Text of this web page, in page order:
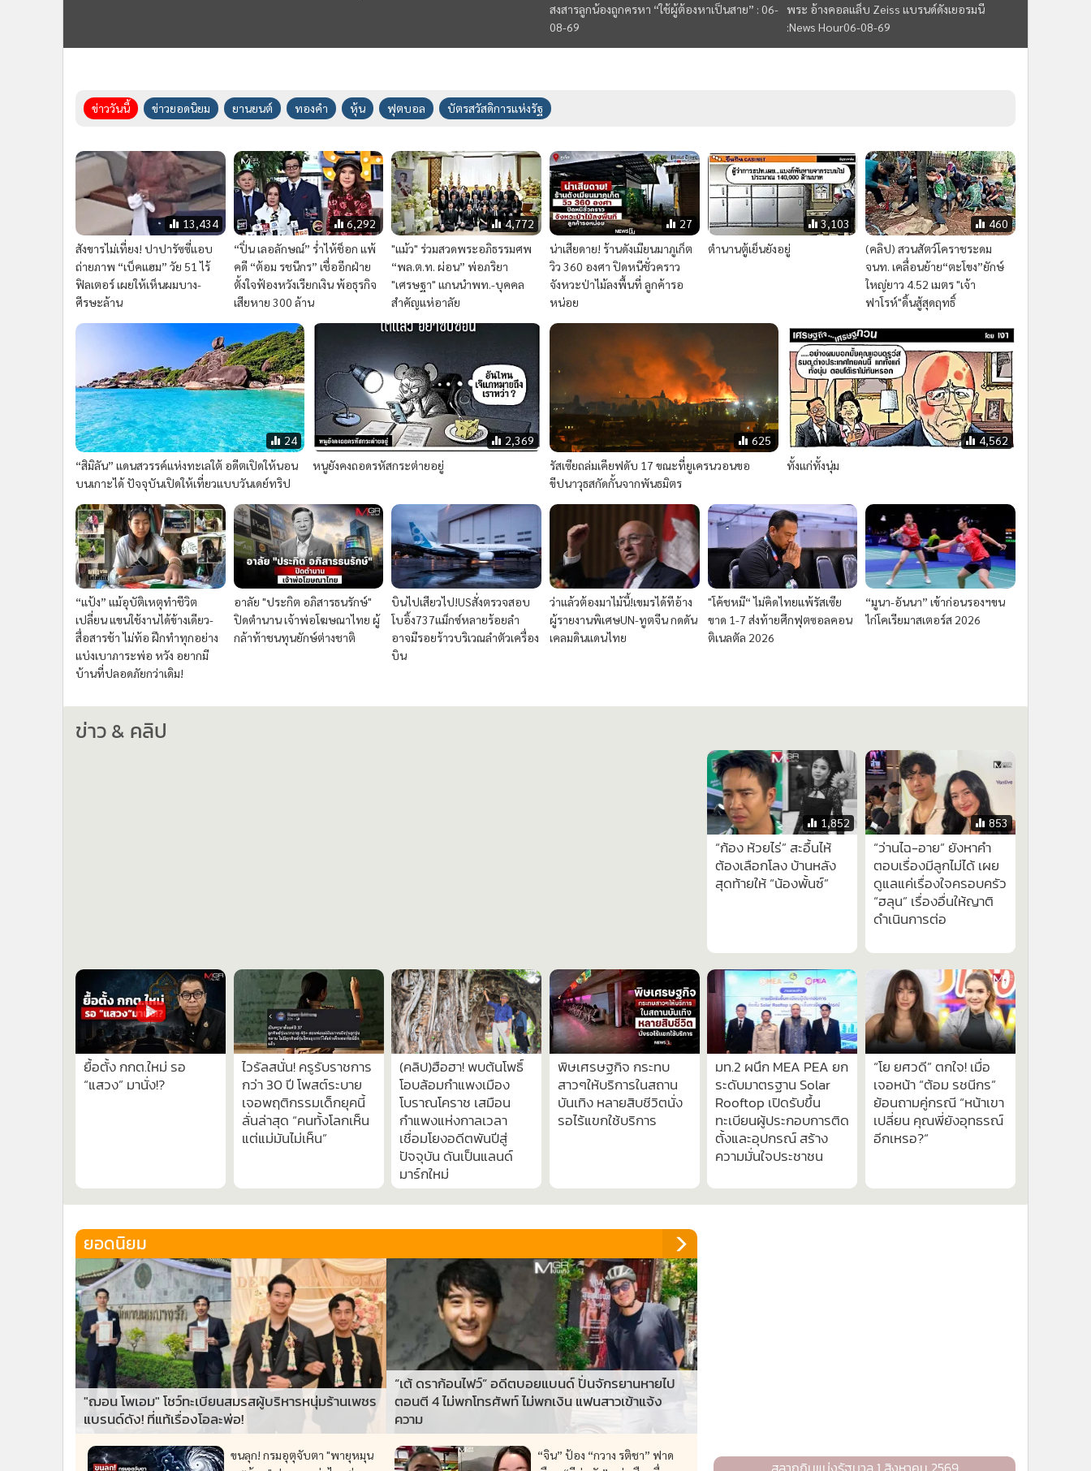
สงสารลูกน้องถูกครหา “ใช้ผู้ต้องหาเป็นสาย” : 06-
08-69
พระ อ้างคอลแล็บ Zeiss แบรนด์ดังเยอรมนี
:News Hour06-08-69
ข่าววันนี้ ข่าวยอดนิยม ยานยนต์ ทองคำ หุ้น ฟุตบอล บัตรสวัสดิการแห่งรัฐ
13,434
สังขารไม่เที่ยง! ปาปารัซซี่แอบ
ถ่ายภาพ “เบ็คแฮม” วัย 51 ไร้
ฟิลเตอร์ เผยให้เห็นผมบาง-
ศีรษะล้าน
6,292
“ปิ่น เลอลักษณ์” ร่ำไห้ช็อก แพ้
คดี “ต้อม รชนีกร” เชื่ออีกฝ่าย
ตั้งใจฟ้องหวังเรียกเงิน พ้อธุรกิจ
เสียหาย 300 ล้าน
4,772
"แม้ว" ร่วมสวดพระอภิธรรมศพ
“พล.ต.ท. ผ่อน” พ่อภริยา
"เศรษฐา" แกนนำพท.-บุคคล
สำคัญแห่อาลัย
27
น่าเสียดาย! ร้านดังเมียนมาภูเก็ต
วิว 360 องศา ปิดหนีชั่วคราว
จังหวะป่าไม้ลงพื้นที่ ลูกค้ารอ
หน่อย
3,103
ตํานานตู้เย็นยังอยู่
460
(คลิป) สวนสัตว์โคราชระดม
จนท. เคลื่อนย้าย“ตะโขง”ยักษ์
ใหญ่ยาว 4.52 เมตร "เจ้า
ฟาโรห์"ดิ้นสู้สุดฤทธิ์
24
“สิมิลัน” แดนสวรรค์แห่งทะเลใต้ อดีตเปิดให้นอน
บนเกาะได้ ปัจจุบันเปิดให้เที่ยวแบบวันเดย์ทริป
2,369
หนูยังคงถอดรหัสกระต่ายอยู่
625
รัสเซียถล่มเคียฟดับ 17 ขณะที่ยูเครนวอนขอ
ขีปนาวุธสกัดกั้นจากพันธมิตร
4,562
ทั้งแก่ทั้งนุ่ม
“แป้ง” แม้อุบัติเหตุทำชีวิต
เปลี่ยน แขนใช้งานได้ข้างเดียว-
สื่อสารช้า ไม่ท้อ ฝึกทำทุกอย่าง
แบ่งเบาภาระพ่อ หวัง อยากมี
บ้านที่ปลอดภัยกว่าเดิม!
อาลัย "ประกิต อภิสารธนรักษ์"
ปิดตำนาน เจ้าพ่อโฆษณาไทย ผู้
กล้าท้าชนทุนยักษ์ต่างชาติ
บินไปเสียวไป!USสั่งตรวจสอบ
โบอิ้ง737แม็กซ์หลายร้อยลำ
อาจมีรอยร้าวบริเวณลำตัวเครื่อง
บิน
ว่าแล้วต้องมาไม้นี้!เขมรได้ทีอ้าง
ผู้รายงานพิเศษUN-ทูตจีน กดดัน
เคลมดินแดนไทย
"โค้ชหมี“ ไม่คิดไทยแพ้รัสเซีย
ขาด 1-7 ส่งท้ายศึกฟุตซอลคอน
ติเนลตัล 2026
“มูนา-อันนา” เข้าก่อนรองฯขน
ไก่โคเรียมาสเตอร์ส 2026
ข่าว & คลิป
1,852
“ก้อง ห้วยไร่” สะอื้นไห้
ต้องเลือกโลง บ้านหลัง
สุดท้ายให้ “น้องพั้นซ์”
853
“ว่านไฉ-อาย” ยังหาคำ
ตอบเรื่องมีลูกไม่ได้ เผย
ดูแลแค่เรื่องใจครอบครัว
“ฮลุน” เรื่องอื่นให้ญาติ
ดำเนินการต่อ
ยื้อตั้ง กกต.ใหม่ รอ
“แสวง” มานั่ง!?
ไวรัลสนั่น! ครูรับราชการ
กว่า 30 ปี โพสต์ระบาย
เจอพฤติกรรมเด็กยุคนี้
ลั่นล่าสุด “คนทั้งโลกเห็น
แต่แม่มันไม่เห็น”
(คลิป)ฮือฮา! พบต้นโพธิ์
โอบล้อมกำแพงเมือง
โบราณโคราช เสมือน
กำแพงแห่งกาลเวลา
เชื่อมโยงอดีตพันปีสู่
ปัจจุบัน ดันเป็นแลนด์
มาร์กใหม่
พิษเศรษฐกิจ กระทบ
สาวๆให้บริการในสถาน
บันเทิง หลายสิบชีวิตนั่ง
รอไร้แขกใช้บริการ
396
มท.2 ผนึก MEA PEA ยก
ระดับมาตรฐาน Solar
Rooftop เปิดรับขึ้น
ทะเบียนผู้ประกอบการติด
ตั้งและอุปกรณ์ สร้าง
ความมั่นใจประชาชน
7,553
“โย ยศวดี” ตกใจ! เมื่อ
เจอหน้า “ต้อม รชนีกร”
ย้อนถามคู่กรณี “หน้าเขา
เปลี่ยน คุณพี่ยังอุทธรณ์
อีกเหรอ?“
ยอดนิยม
"ฌอน โพเอม" โชว์ทะเบียนสมรสผู้บริหารหนุ่มร้านเพชร
แบรนด์ดัง! ที่แท้เรื่องโอละพ่อ!
“เต้ ดราก้อนไฟว์” อดีตบอยแบนด์ ปั่นจักรยานหายไป
ตอนตี 4 ไม่พกโทรศัพท์ ไม่พกเงิน แฟนสาวเข้าแจ้ง
ความ
ขนลุก! กรมอุตุจับตา "พายุหมุน
“จิน” ป้อง “กวาง รติชา” ฟาด